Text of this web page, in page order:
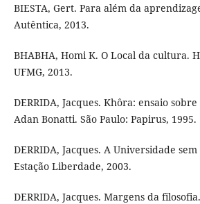
BIESTA, Gert. Para além da
Autêntica, 2013.
BHABHA, Homi K. O Local da cultura.
UFMG, 2013.
DERRIDA, Jacques. Khôra: ensaio
Adan Bonatti. São Paulo: Papirus, 1995.
DERRIDA, Jacques. A Universidade
Estação Liberdade, 2003.
DERRIDA, Jacques. Margens da